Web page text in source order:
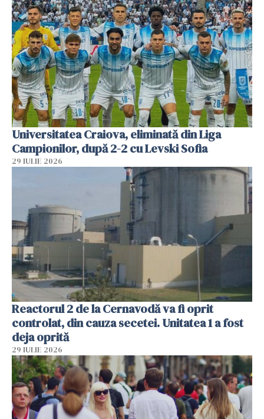
Universitatea Craiova, eliminată din Liga
Campionilor, după 2-2 cu Levski Sofia
29 IULIE 2026
Reactorul 2 de la Cernavodă va fi oprit
controlat, din cauza secetei. Unitatea 1 a fost
deja oprită
29 IULIE 2026